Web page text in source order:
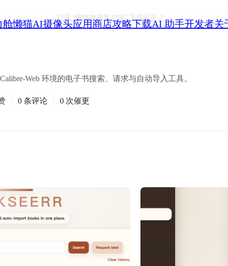
舱懒猫AI摄像头应用商店攻略下载AI 助手开发者关
打开 “懒猫微服客户端”下载应用
Web 环境的电子书搜索、请求与自动导入工具。
0 条评论 0 次催更